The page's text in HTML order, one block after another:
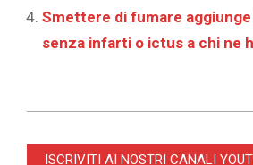
‎Smettere di fumare
senza infarti o ictus a chi ne
06-
ISCRIVITI AI NOSTRI CANALI